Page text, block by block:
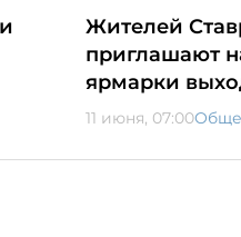
Жителей
приглашают
ярмарки
11 июня, 07:00